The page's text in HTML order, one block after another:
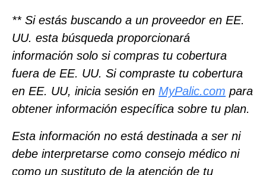
** Si estás buscando a un proveedor en EE.
UU. esta búsqueda proporcionará
información solo si compras tu cobertura
fuera de EE. UU. Si compraste tu cobertura
en EE. UU, inicia sesión en MyPalic.com para
obtener información específica sobre tu plan.
Esta información no está destinada a ser ni
debe interpretarse como consejo médico ni
como un sustituto de la atención de tu